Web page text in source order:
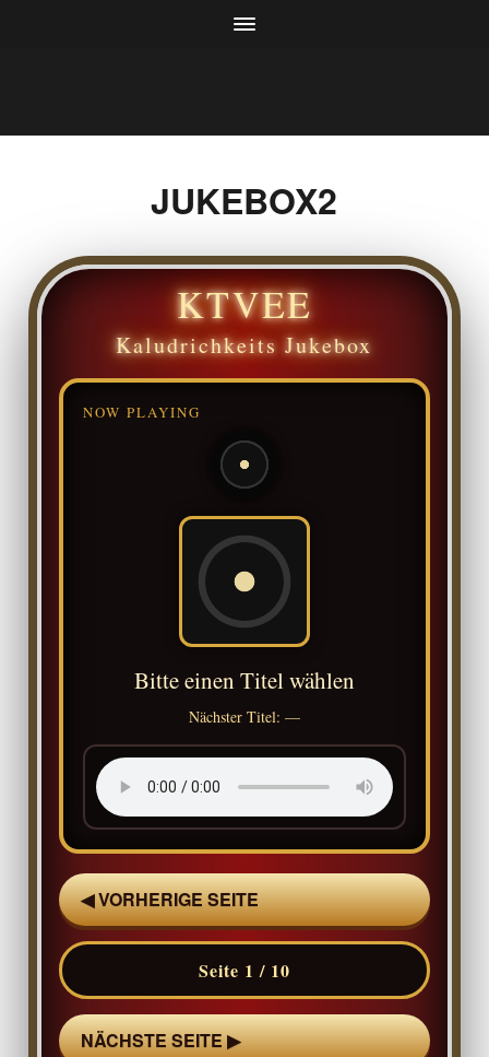
JUKEBOX2
KTVEE
Kaludrichkeits Jukebox
NOW PLAYING
Bitte einen Titel wählen
Nächster Titel: —
◀ VORHERIGE SEITE
Seite 1 / 10
NÄCHSTE SEITE ▶